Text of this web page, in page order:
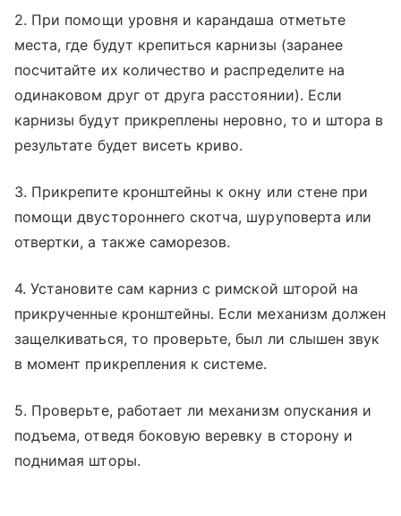
2. При помощи уровня и карандаша отметьте
места, где будут крепиться карнизы (заранее
посчитайте их количество и распределите на
одинаковом друг от друга расстоянии). Если
карнизы будут прикреплены неровно, то и штора в
результате будет висеть криво.
3. Прикрепите кронштейны к окну или стене при
помощи двустороннего скотча, шуруповерта или
отвертки, а также саморезов.
4. Установите сам карниз с римской шторой на
прикрученные кронштейны. Если механизм должен
защелкиваться, то проверьте, был ли слышен звук
в момент прикрепления к системе.
5. Проверьте, работает ли механизм опускания и
подъема, отведя боковую веревку в сторону и
поднимая шторы.